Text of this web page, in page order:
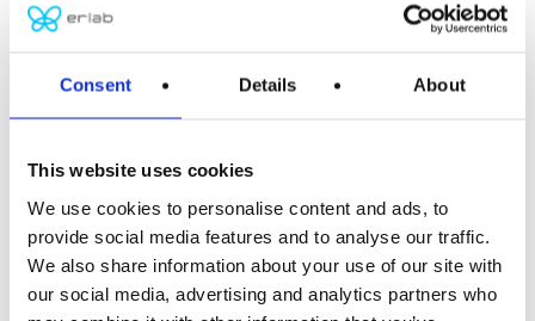
Consent Details About
This website uses cookies
We use cookies to personalise content and ads, to
provide social media features and to analyse our traffic.
We also share information about your use of our site with
our social media, advertising and analytics partners who
protéger les rongeurs lors des opérations de
changement de cages en animalerie. Grâce à un flux
d’air maîtrisé et une filtration HEPA haute efficacité,